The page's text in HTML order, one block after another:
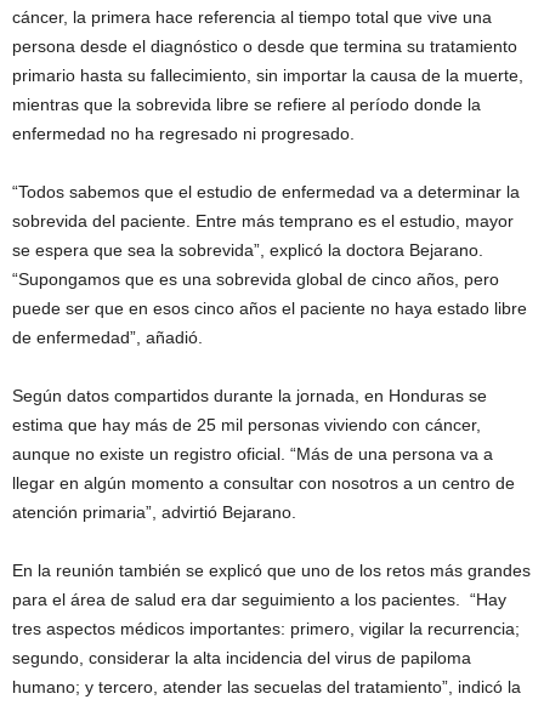
cáncer, la primera hace referencia al tiempo total que vive una
persona desde el diagnóstico o desde que termina su tratamiento
primario hasta su fallecimiento, sin importar la causa de la muerte,
mientras que la sobrevida libre se refiere al período donde la
enfermedad no ha regresado ni progresado.
“Todos sabemos que el estudio de enfermedad va a determinar la
sobrevida del paciente. Entre más temprano es el estudio, mayor
se espera que sea la sobrevida”, explicó la doctora Bejarano.
“Supongamos que es una sobrevida global de cinco años, pero
puede ser que en esos cinco años el paciente no haya estado libre
de enfermedad”, añadió.
Según datos compartidos durante la jornada, en Honduras se
estima que hay más de 25 mil personas viviendo con cáncer,
aunque no existe un registro oficial. “Más de una persona va a
llegar en algún momento a consultar con nosotros a un centro de
atención primaria”, advirtió Bejarano.
En la reunión también se explicó que uno de los retos más grandes
para el área de salud era dar seguimiento a los pacientes. “Hay
tres aspectos médicos importantes: primero, vigilar la recurrencia;
segundo, considerar la alta incidencia del virus de papiloma
humano; y tercero, atender las secuelas del tratamiento”, indicó la